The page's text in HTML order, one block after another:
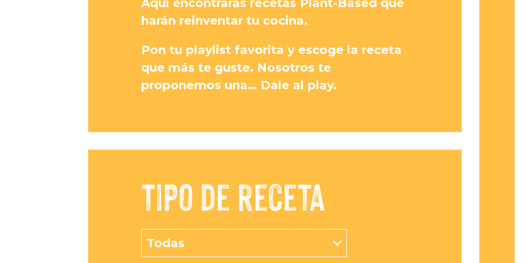
harán reinventar tu cocina.
Pon tu playlist favorita y escoge la receta
que más te guste. Nosotros te
proponemos una… Dale al play.
Tipo de receta
Todas